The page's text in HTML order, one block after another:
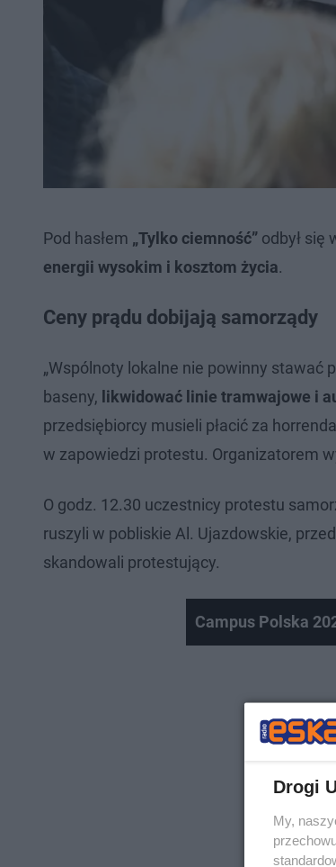
Pod hasłem „Tylko ciemność” odbył się
energii wysokim i kosztom życia.
Ceny prądu dobijają samorządy
„Wspólnoty lokalne nie powinny stawać
baseny, likwidować linie tramwajowe i
przedsiębiorcy musieli płacić za
w zapowiedzi protestu. Organizatorem
O godz. 12.30 uczestnicy protestu
ruszyli w pobliskie Al. Ujazdowskie,
skandowali protestujący.
Campus Polska
Drogi
My,